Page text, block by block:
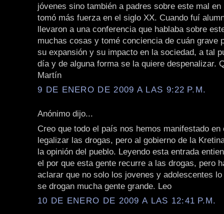
jóvenes sino también a padres sobre este mal en
tomó más fuerza en el siglo XX. Cuando fuí
llevaron a una conferencia que hablaba sobre
muchas cosas y tomé conciencia de cuán grave
su expansión y su impacto en la sociedad, a tal
día y de alguna forma se la quiere despenalizar.
Martín
9 DE ENERO DE 2009 A LAS 9:22 P.M.
Anónimo dijo...
Creo que todo el país nos hemos manifestado en
legalizar las drogas, pero al gobierno de la
la opinión del pueblo. Leyendo esta entrada
el por que esta gente recurre a las drogas, pero
aclarar que no solo los jovenes y adolescentes
se drogan mucha gente grande. Leo
10 DE ENERO DE 2009 A LAS 12:41 P.M.